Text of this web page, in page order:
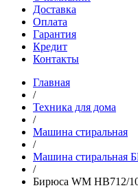
Доставка
Оплата
Гарантия
Кредит
Контакты
Главная
/
Техника для дома
/
Машина стиральная
/
Машина
/
Бирюса WM HB712/